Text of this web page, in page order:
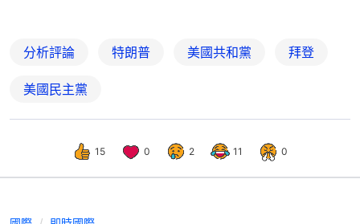
分析評論 特朗普 美國共和黨 拜登
美國民主黨
15 0 2 11 0